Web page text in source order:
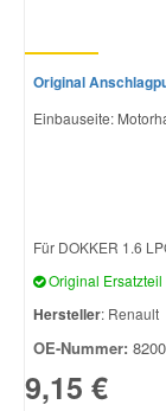
Original
Einbauseite:
Für DOKKER 1.6
Original Ersatzteil
Hersteller: Renault
OE-Nummer:
9,15 €
Smart
Suzuki